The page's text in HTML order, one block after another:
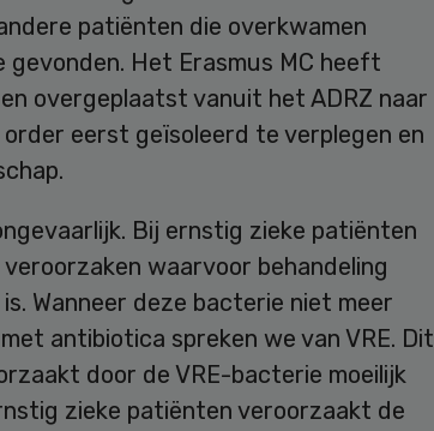
patiënten die overkwamen
Het Erasmus MC heeft
overgeplaatst vanuit het ADRZ naar
eerst geïsoleerd te verplegen en
Bij ernstig zieke patiënten
waarvoor behandeling
Wanneer deze bacterie niet meer
antibiotica spreken we van VRE. Dit
door de VRE-bacterie moeilijk
zieke patiënten veroorzaakt de